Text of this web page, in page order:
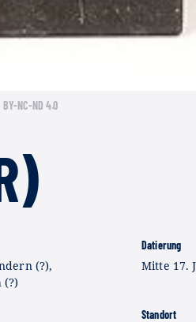
BY-NC-ND 4.0
(?),
Datierung
Mitte 17.
Standort